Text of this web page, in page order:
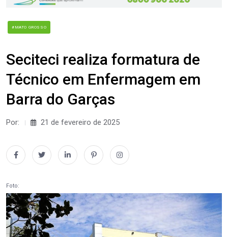
#MATO GROSSO
Seciteci realiza formatura de
Técnico em Enfermagem em
Barra do Garças
Por: 21 de fevereiro de 2025
Foto: